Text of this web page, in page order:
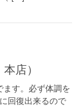
店）
ます。必ず体調を
回復出来るので